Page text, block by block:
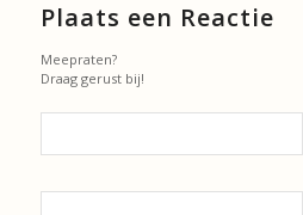
Plaats een Reactie
Meepraten?
Draag gerust bij!